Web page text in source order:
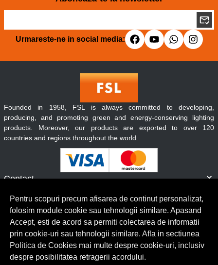
Urmareste-ne in social media:
Contact
Servicii clienti
Founded in 1958, FSL is always committed to developing,
producing, and promoting green and energy-conserving lighting
products. Moreover, our products are exported to over 120
countries and regions throughout the world.
© Copyright 2026 Lumilux. Toate drepturile rezervate.
Pentru scopuri precum afisarea de continut personalizat,
folosim module cookie sau tehnologii similare. Apasand
Accept, esti de acord sa permiti colectarea de informatii
prin cookie-uri sau tehnologii similare. Afla in sectiunea
Politica de Cookies mai multe despre cookie-uri, inclusiv
despre posibilitatea retragerii acordului.